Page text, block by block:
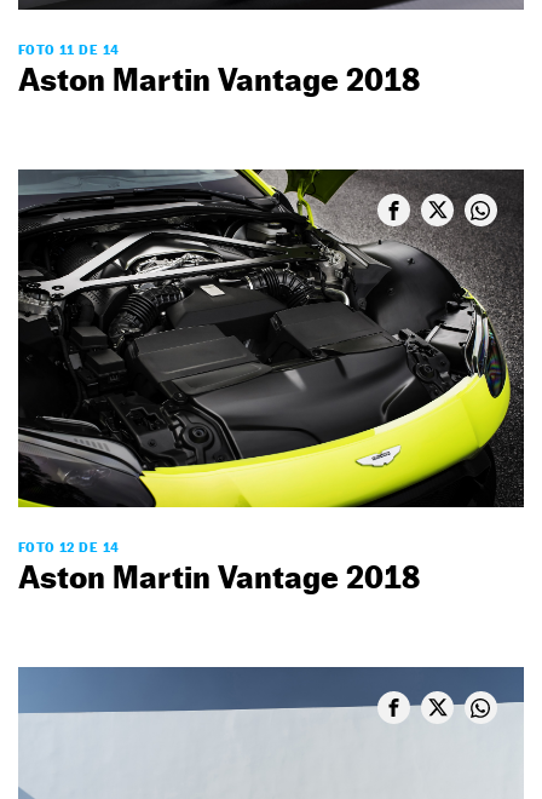
FOTO 11 DE 14
Aston Martin Vantage 2018
FOTO 12 DE 14
Aston Martin Vantage 2018